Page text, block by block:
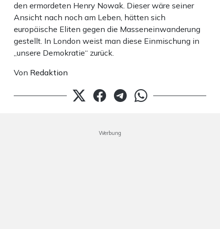
den ermordeten Henry Nowak. Dieser wäre seiner
Ansicht nach noch am Leben, hätten sich
europäische Eliten gegen die Masseneinwanderung
gestellt. In London weist man diese Einmischung in
„unsere Demokratie“ zurück.
Von Redaktion
Werbung